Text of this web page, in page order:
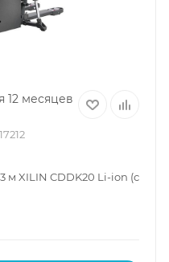
12 месяцев
м XILIN CDDK20 Li-ion (с